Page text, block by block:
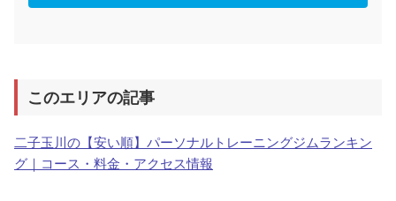
このエリアの記事
二子玉川の【安い順】パーソナルトレーニングジムランキン
グ｜コース・料金・アクセス情報